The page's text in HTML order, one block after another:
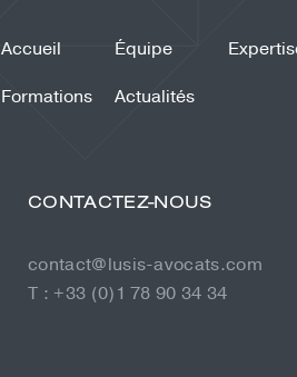
Accueil Équipe
Formations
Actualités
CONTACTEZ-NOUS
contact@lusis-avocats.com
T : +33 (0)1 78 90 34 34